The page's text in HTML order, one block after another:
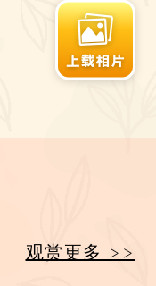
观赏更多 >>